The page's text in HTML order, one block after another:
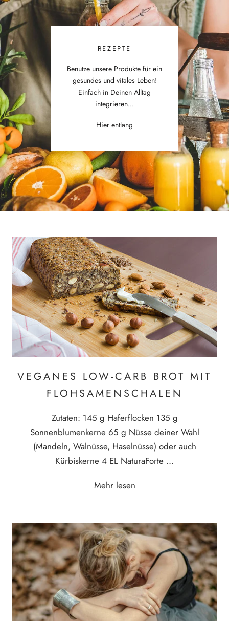
REZEPTE
Benutze unsere Produkte für ein
gesundes und vitales Leben!
Einfach in Deinen Alltag
integrieren...
Hier entlang
VEGANES LOW-CARB BROT MIT
FLOHSAMENSCHALEN
Zutaten: 145 g Haferflocken 135 g
Sonnenblumenkerne 65 g Nüsse deiner Wahl
(Mandeln, Walnüsse, Haselnüsse) oder auch
Kürbiskerne 4 EL NaturaForte ...
Mehr lesen